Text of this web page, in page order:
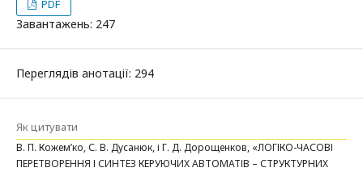
PDF
Завантажень: 247
Переглядів анотації: 294
Як цитувати
В. П. Кожем’ко, С. В. Дусанюк, і Г. Д. Дорощенков, «ЛОГІКО-ЧАСОВІ
ПЕРЕТВОРЕННЯ І СИНТЕЗ КЕРУЮЧИХ АВТОМАТІВ – СТРУКТУРНИХ